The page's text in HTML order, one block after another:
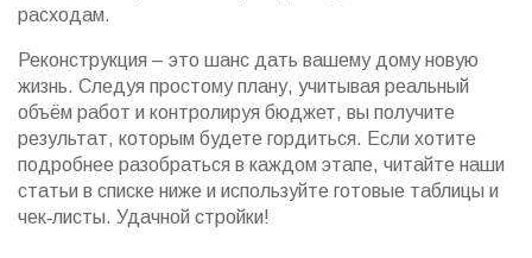
расходам.
Реконструкция – это шанс дать вашему дому новую
жизнь. Следуя простому плану, учитывая реальный
объём работ и контролируя бюджет, вы получите
результат, которым будете гордиться. Если хотите
подробнее разобраться в каждом этапе, читайте наши
статьи в списке ниже и используйте готовые таблицы и
чек‑листы. Удачной стройки!